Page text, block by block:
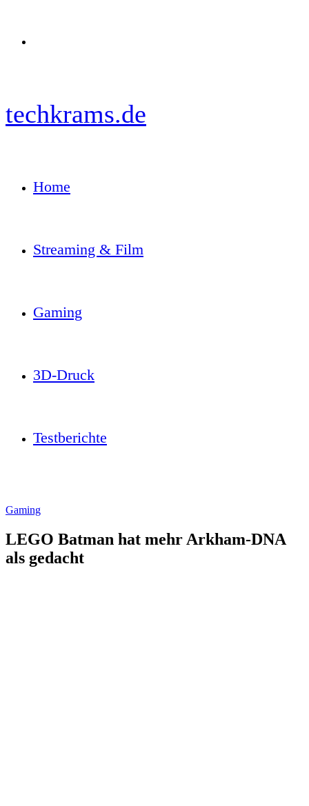
techkrams.de
Home
Streaming & Film
Gaming
3D-Druck
Testberichte
Gaming
LEGO Batman hat mehr Arkham-DNA
als gedacht